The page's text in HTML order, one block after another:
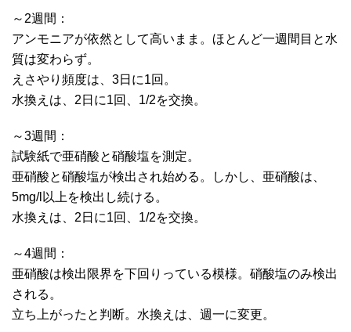
～2週間：
アンモニアが依然として高いまま。ほとんど一週間目と水
質は変わらず。
えさやり頻度は、3日に1回。
水換えは、2日に1回、1/2を交換。
～3週間：
試験紙で亜硝酸と硝酸塩を測定。
亜硝酸と硝酸塩が検出され始める。しかし、亜硝酸は、
5mg/l以上を検出し続ける。
水換えは、2日に1回、1/2を交換。
～4週間：
亜硝酸は検出限界を下回りっている模様。硝酸塩のみ検出
される。
立ち上がったと判断。水換えは、週一に変更。